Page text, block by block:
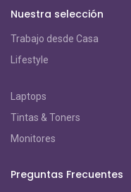
Nuestra selección
Trabajo desde Casa
Lifestyle
Laptops
Tintas & Toners
Monitores
Preguntas Frecuentes